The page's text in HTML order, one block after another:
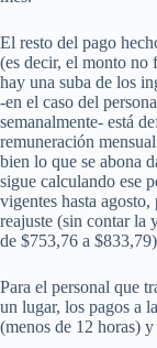
El resto del pago
(es decir, el monto no
hay una suba de los
-en el caso del
semanalmente- está
remuneración
bien lo que se abona
sigue calculando ese
vigentes hasta
reajuste (sin contar la
de $753,76 a
Para el personal que
un lugar, los pagos a
(menos de 12 horas)